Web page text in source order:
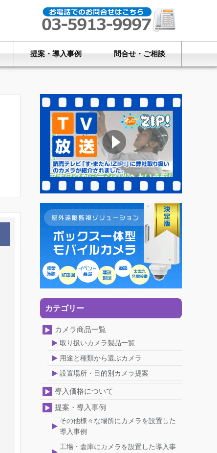
提案・導入事例 問合せ・ご相談
カテゴリー
カメラ商品一覧
取り扱いカメラ製品一覧
用途と種類から選ぶカメラ
設置場所・目的別カメラ提案
導入価格について
提案・導入事例
その他様々な場所にカメラを設置した
導入事例
工場・倉庫にカメラを設置した導入事